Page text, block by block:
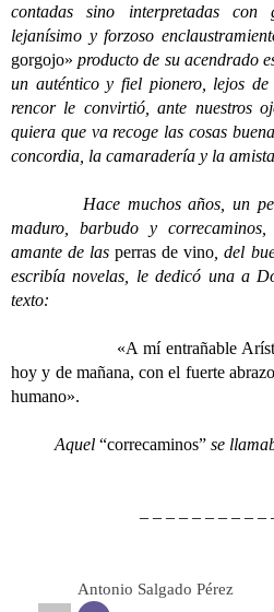
contadas sino interpretadas
lejanísimo y forzoso
gorgojo» producto de su acendrado
un auténtico y fiel pionero, lejos
rencor le convirtió, ante nuestros
quiera que va recoge las cosas
concordia, la camaradería y la
Hace muchos años, un
maduro, barbudo y
amante de lasperras de vino , del
escribía novelas, le dedicó una a
texto:
«A mí entrañable
hoy y de mañana, con el fuerte
humano».
Aquel “correcaminos” se
– – – – – – – – – –
Antonio Salgado Pérez